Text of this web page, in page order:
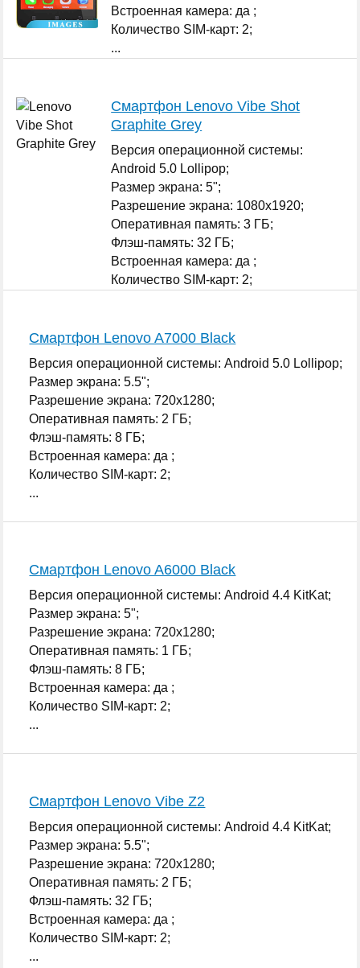
Встроенная камера: да ;
Количество SIM-карт: 2;
...
Смартфон Lenovo Vibe Shot
Graphite Grey
Версия операционной системы:
Android 5.0 Lollipop;
Размер экрана: 5";
Разрешение экрана: 1080x1920;
Оперативная память: 3 ГБ;
Флэш-память: 32 ГБ;
Встроенная камера: да ;
Количество SIM-карт: 2;
Смартфон Lenovo A7000 Black
Версия операционной системы: Android 5.0 Lollipop;
Размер экрана: 5.5";
Разрешение экрана: 720x1280;
Оперативная память: 2 ГБ;
Флэш-память: 8 ГБ;
Встроенная камера: да ;
Количество SIM-карт: 2;
...
Смартфон Lenovo A6000 Black
Версия операционной системы: Android 4.4 KitKat;
Размер экрана: 5";
Разрешение экрана: 720x1280;
Оперативная память: 1 ГБ;
Флэш-память: 8 ГБ;
Встроенная камера: да ;
Количество SIM-карт: 2;
...
Смартфон Lenovo Vibe Z2
Версия операционной системы: Android 4.4 KitKat;
Размер экрана: 5.5";
Разрешение экрана: 720x1280;
Оперативная память: 2 ГБ;
Флэш-память: 32 ГБ;
Встроенная камера: да ;
Количество SIM-карт: 2;
...